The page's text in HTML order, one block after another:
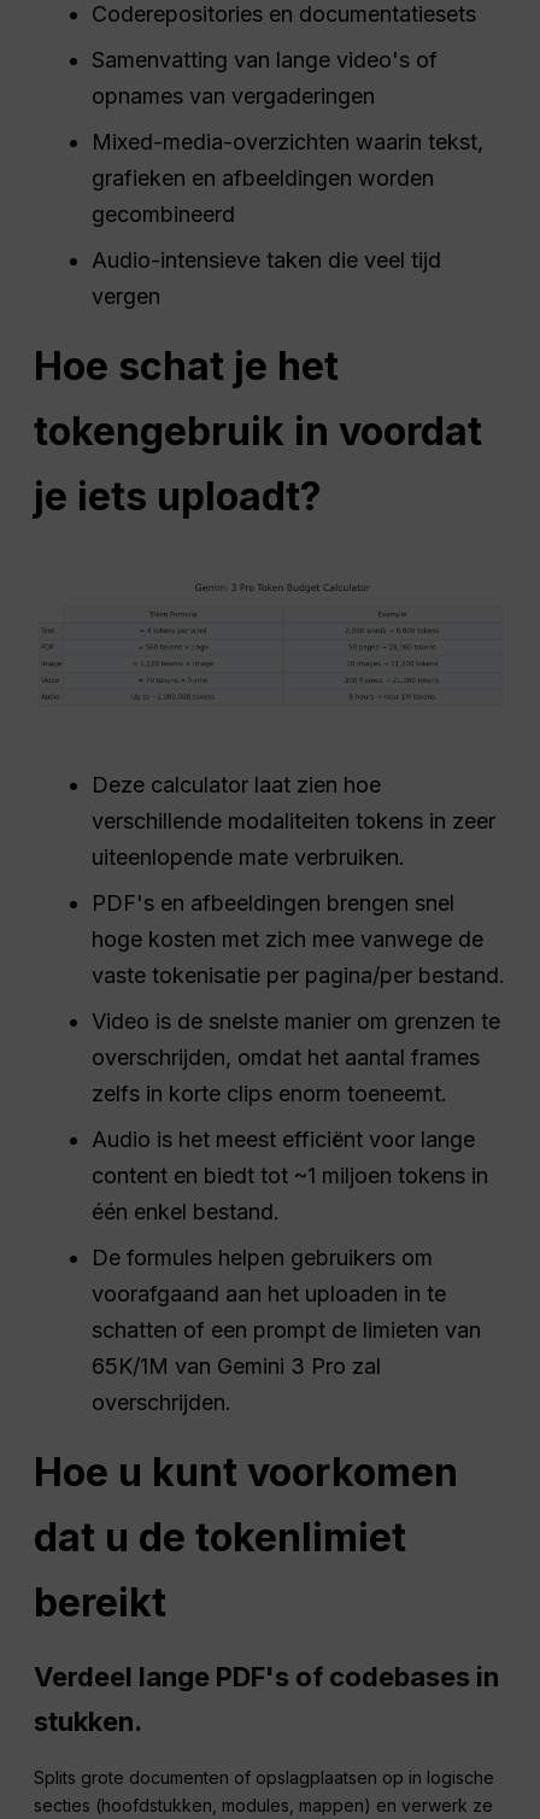
Coderepositories en documentatiesets
Samenvatting van lange video's of
opnames van vergaderingen
Mixed-media-overzichten waarin tekst,
grafieken en afbeeldingen worden
gecombineerd
Audio-intensieve taken die veel tijd
vergen
Hoe schat je het
tokengebruik in voordat
je iets uploadt?
Deze calculator laat zien hoe
verschillende modaliteiten tokens in zeer
uiteenlopende mate verbruiken.
PDF's en afbeeldingen brengen snel
hoge kosten met zich mee vanwege de
vaste tokenisatie per pagina/per bestand.
Video is de snelste manier om grenzen te
overschrijden, omdat het aantal frames
zelfs in korte clips enorm toeneemt.
Audio is het meest efficiënt voor lange
content en biedt tot ~1 miljoen tokens in
één enkel bestand.
De formules helpen gebruikers om
voorafgaand aan het uploaden in te
schatten of een prompt de limieten van
65K/1M van Gemini 3 Pro zal
overschrijden.
Hoe u kunt voorkomen
dat u de tokenlimiet
bereikt
Verdeel lange PDF's of codebases in
stukken.
Splits grote documenten of opslagplaatsen op in logische
secties (hoofdstukken, modules, mappen) en verwerk ze